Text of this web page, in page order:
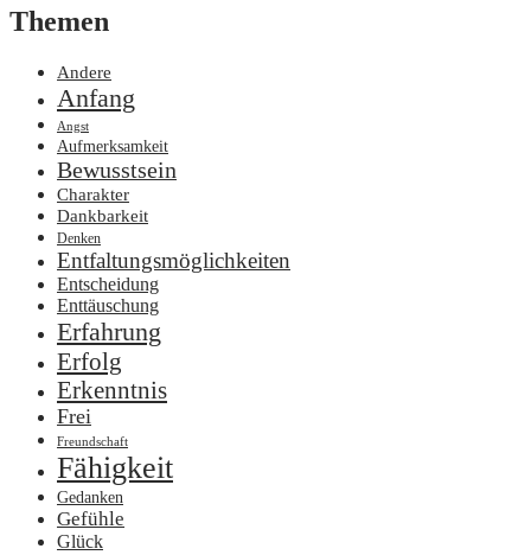
Themen
Andere
Anfang
Angst
Aufmerksamkeit
Bewusstsein
Charakter
Dankbarkeit
Denken
Entfaltungsmöglichkeiten
Entscheidung
Enttäuschung
Erfahrung
Erfolg
Erkenntnis
Frei
Freundschaft
Fähigkeit
Gedanken
Gefühle
Glück